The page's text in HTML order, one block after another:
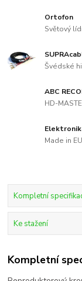
Ortofon
Světový
Švédské
ABC
HD-
Made in EU
Kompletní
Ke stažení
Kompletní